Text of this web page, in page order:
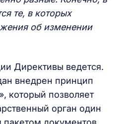
те, в которых
об изменении
Директивы ведется.
внедрен принцип
который позволяет
орган один